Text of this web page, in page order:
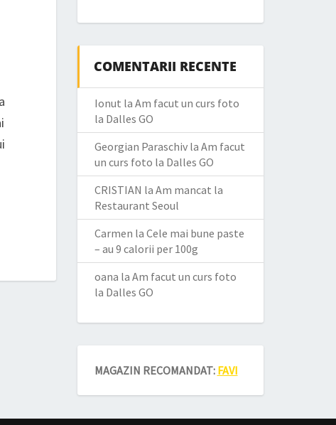
COMENTARII RECENTE
Ionut la Am facut un curs foto
la Dalles GO
Georgian Paraschivla Am facut
un curs foto la Dalles GO
CRISTIAN la Am mancat la
Restaurant Seoul
Carmen la Cele mai bune paste
– au 9 calorii per 100g
oana la Am facut un curs foto
la Dalles GO
MAGAZIN RECOMANDAT: FAVI